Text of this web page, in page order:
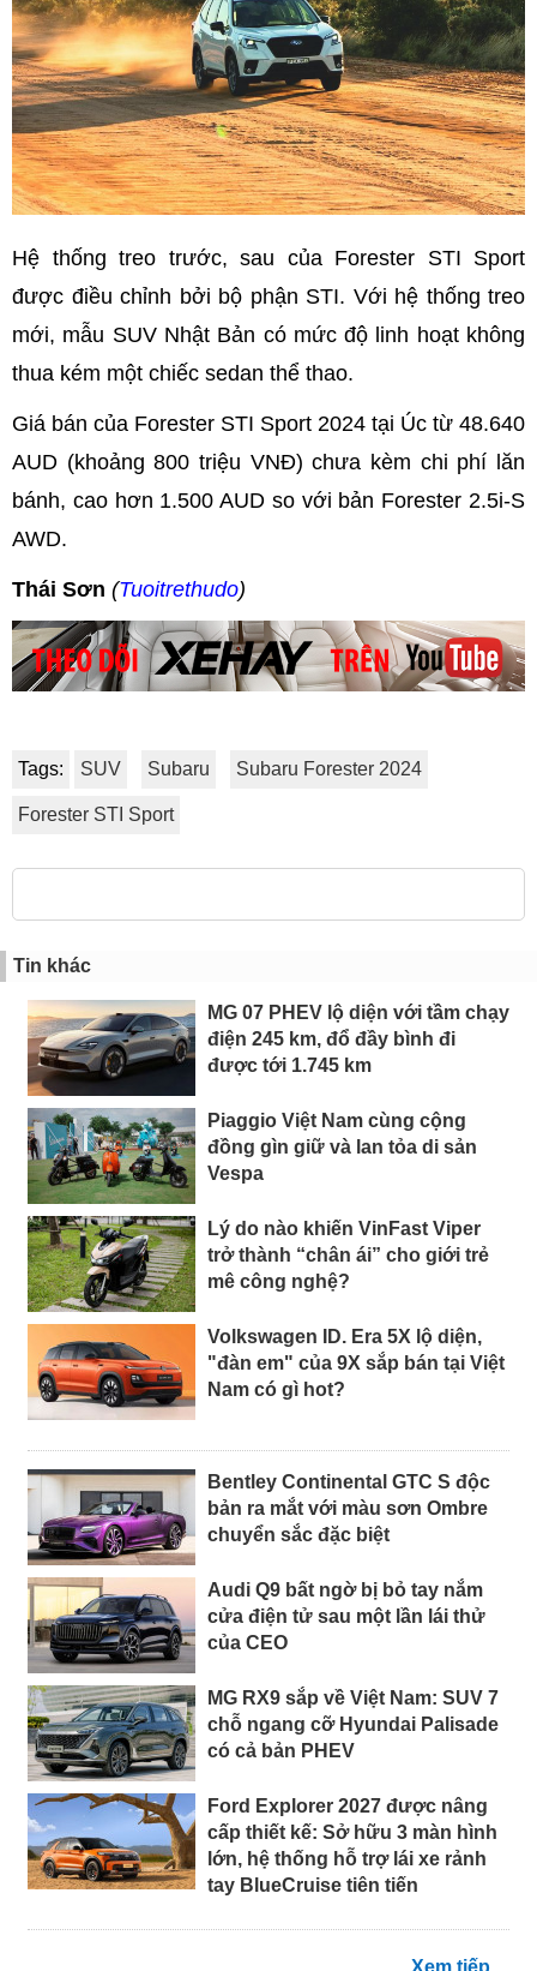
Hệ thống treo trước, sau của Forester STI Sport
được điều chỉnh bởi bộ phận STI. Với hệ thống treo
mới, mẫu SUV Nhật Bản có mức độ linh hoạt không
thua kém một chiếc sedan thể thao.
Giá bán của Forester STI Sport 2024 tại Úc từ 48.640
AUD (khoảng 800 triệu VNĐ) chưa kèm chi phí lăn
bánh, cao hơn 1.500 AUD so với bản Forester 2.5i-S
AWD.
Thái Sơn (Tuoitrethudo)
Tags: SUV Subaru Subaru Forester 2024
Forester STI Sport
Tin khác
MG 07 PHEV lộ diện với tầm chạy
điện 245 km, đổ đầy bình đi
được tới 1.745 km
Piaggio Việt Nam cùng cộng
đồng gìn giữ và lan tỏa di sản
Vespa
Lý do nào khiến VinFast Viper
trở thành “chân ái” cho giới trẻ
mê công nghệ?
Volkswagen ID. Era 5X lộ diện,
"đàn em" của 9X sắp bán tại Việt
Nam có gì hot?
Bentley Continental GTC S độc
bản ra mắt với màu sơn Ombre
chuyển sắc đặc biệt
Audi Q9 bất ngờ bị bỏ tay nắm
cửa điện tử sau một lần lái thử
của CEO
MG RX9 sắp về Việt Nam: SUV 7
chỗ ngang cỡ Hyundai Palisade
có cả bản PHEV
Ford Explorer 2027 được nâng
cấp thiết kế: Sở hữu 3 màn hình
lớn, hệ thống hỗ trợ lái xe rảnh
tay BlueCruise tiên tiến
Xem tiếp ...